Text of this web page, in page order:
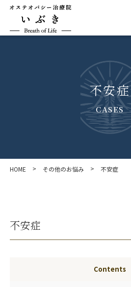
不安症
CASES
HOME > その他のお悩み > 不安症
不安症
Contents